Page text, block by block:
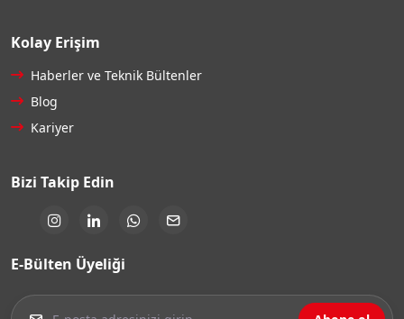
Kolay Erişim
Haberler ve Teknik Bültenler
Blog
Kariyer
Bizi Takip Edin
E-Bülten Üyeliği